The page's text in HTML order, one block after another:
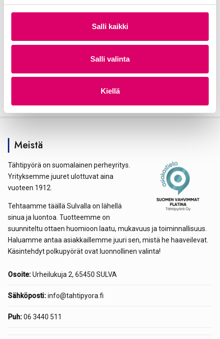
Salli kaikki
Salli valinta
Kiellä
Meistä
Tähtipyörä on suomalainen perheyritys.
Yrityksemme juuret ulottuvat aina
vuoteen 1912.
Tehtaamme täällä Sulvalla on lähellä
sinua ja luontoa. Tuotteemme on
suunniteltu ottaen huomioon laatu, mukavuus ja toiminnallisuus.
Haluamme antaa asiakkaillemme juuri sen, mistä he haaveilevat.
Käsintehdyt polkupyörät ovat luonnollinen valinta!
Osoite:Urheilukuja 2, 65450 SULVA
Sähköposti:info@tahtipyora.fi
Puh:06 3440 511